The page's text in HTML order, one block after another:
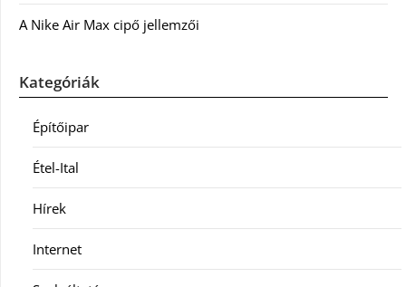
A Nike Air Max cipő jellemzői
Kategóriák
Építőipar
Étel-Ital
Hírek
Internet